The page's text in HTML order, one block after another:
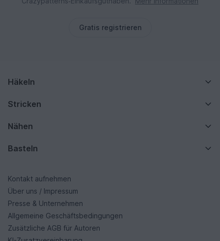
Gratis registrieren
Häkeln
Stricken
Nähen
Basteln
Kontakt aufnehmen
Über uns / Impressum
Presse & Unternehmen
Allgemeine Geschäftsbedingungen
Zusätzliche AGB für Autoren